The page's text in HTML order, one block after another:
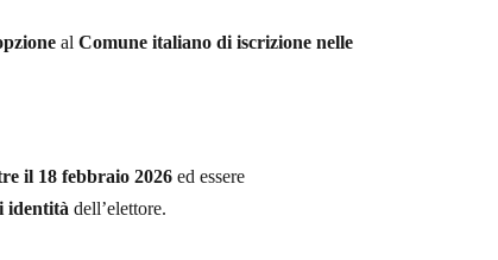
al Comune italiano di iscrizione nelle
il 18 febbraio 2026ed essere
identità dell’elettore.